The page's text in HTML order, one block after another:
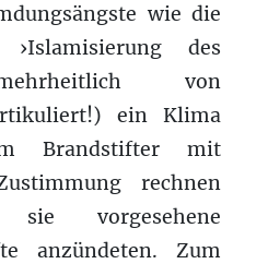
wie die
des
von
ein Klima
Brandstifter mit
rechnen
vorgesehene
anzündeten. Zum